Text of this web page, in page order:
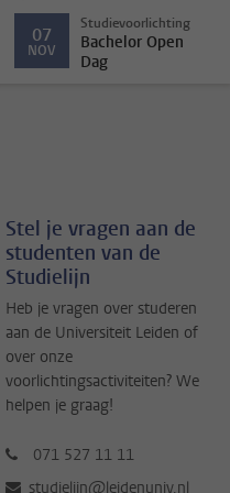
07
NOV
Studievoorlichting
Bachelor Open
Dag
Stel je vragen aan de
studenten van de
Studielijn
Heb je vragen over studeren
aan de Universiteit Leiden of
over onze
voorlichtingsactiviteiten? We
helpen je graag!
071 527 11 11
studielijn@leidenuniv.nl